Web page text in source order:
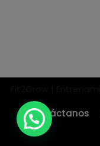
Contáctanos